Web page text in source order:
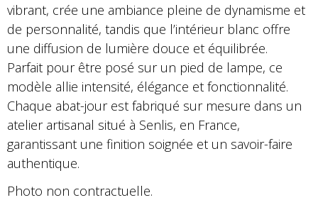
vibrant, crée une ambiance pleine de dynamisme et
de personnalité, tandis que l’intérieur blanc offre
une diffusion de lumière douce et équilibrée.
Parfait pour être posé sur un pied de lampe, ce
modèle allie intensité, élégance et fonctionnalité.
Chaque abat-jour est fabriqué sur mesure dans un
atelier artisanal situé à Senlis, en France,
garantissant une finition soignée et un savoir-faire
authentique.
Photo non contractuelle.